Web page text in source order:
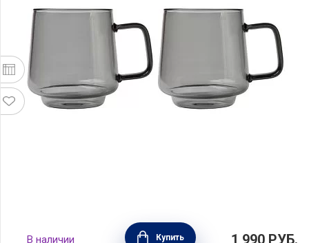
Набор из 2 кружек Blend Sala 400 мл, цвет
В наличии Купить 1 990 РУБ.